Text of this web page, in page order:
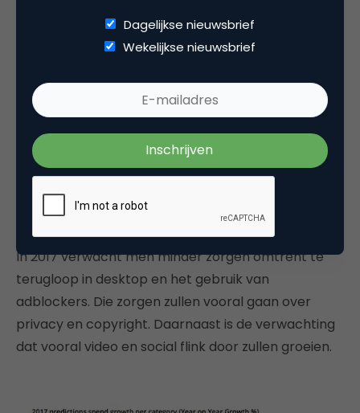
De verwachting voor 2017
In 2017 verwacht men minder zorgen omtrent te
terugloop in desktop en het gebruik van
adblockers. Die zorgen zullen vooral gaan over
privacy en copyright. Daarnaast is de verwachting
dat vooral video en social flink door zullen groeien.
Dagelijkse nieuwsbrief
Wekelijkse nieuwsbrief